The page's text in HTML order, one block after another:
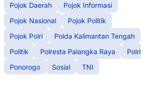
Pojok Daerah
Pojok Informasi
Pojok Nasional
Pojok Politik
Pojok Polri
Polda Kalimantan Tengah
Politik
Polresta Palangka Raya
Polri
Ponorogo
Sosial TNI